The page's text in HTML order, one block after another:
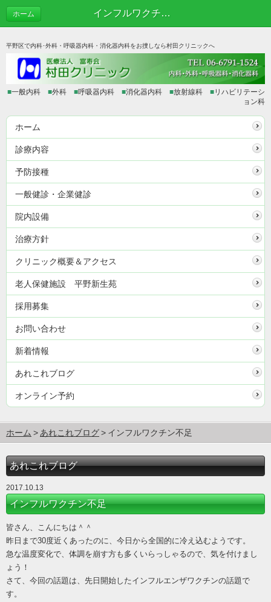
インフルワクチン不足 | あれこれブログ
ホーム
平野区で内科･外科・呼吸器内科・消化器内科をお捜しなら村田クリニックへ
■一般内科 ■外科 ■呼吸器内科 ■消化器内科 ■放射線科 ■リハビリテーシ
ョン科
ホーム
診療内容
予防接種
一般健診・企業健診
院内設備
治療方針
クリニック概要＆アクセス
老人保健施設 平野新生苑
採用募集
お問い合わせ
新着情報
あれこれブログ
オンライン予約
ホーム あれこれブログ インフルワクチン不足
あれこれブログ
2017.10.13
インフルワクチン不足
皆さん、こんにちは＾＾
昨日まで30度近くあったのに、今日から全国的に冷え込むようです。
急な温度変化で、体調を崩す方も多くいらっしゃるので、気を付けまし
ょう！
さて、今回の話題は、先日開始したインフルエンザワクチンの話題で
す。